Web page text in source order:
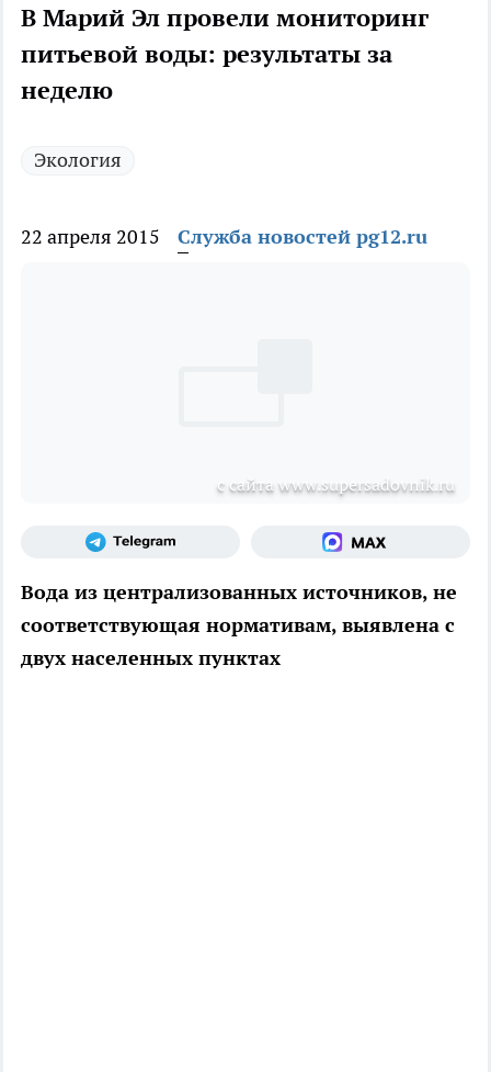
В Марий Эл провели мониторинг
питьевой воды: результаты за
неделю
Экология
22 апреля 2015 Служба новостей pg12.ru
с сайта www.supersadovnik.ru
Вода из централизованных источников, не
соответствующая нормативам, выявлена с
двух населенных пунктах